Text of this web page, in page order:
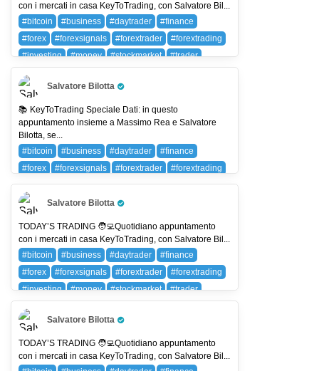
con i mercati in casa KeyToTrading, con Salvatore Bil...
#bitcoin
#business #daytrader
#finance
#forex
#forexsignals #forextrader
#forextrading
#investing
#money #stockmarket
#trader
Salvatore Bilotta
Pro Trader
📚 KeyToTrading Speciale Dati: in questo
appuntamento insieme a Massimo Rea e Salvatore
Bilotta, se...
#bitcoin
#business #daytrader
#finance
#forex
#forexsignals #forextrader
#forextrading
#investing
#money #stockmarket
#trader
#trading
#wallstreet BTC (BITCOIN)
Salvatore Bilotta
Pro Trader
TODAY’S TRADING 🧑‍💻Quotidiano appuntamento
con i mercati in casa KeyToTrading, con Salvatore Bil...
#bitcoin
#business #daytrader
#finance
#forex
#forexsignals #forextrader
#forextrading
#investing
#money #stockmarket
#trader
Salvatore Bilotta
Pro Trader
TODAY’S TRADING 🧑‍💻Quotidiano appuntamento
con i mercati in casa KeyToTrading, con Salvatore Bil...